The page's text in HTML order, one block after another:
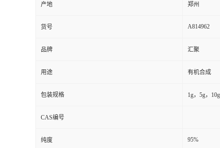
产地 郑州
货号 A814962
品牌 汇聚
用途 有机合成
包装规格 1g，5g，
CAS编号
纯度 95%